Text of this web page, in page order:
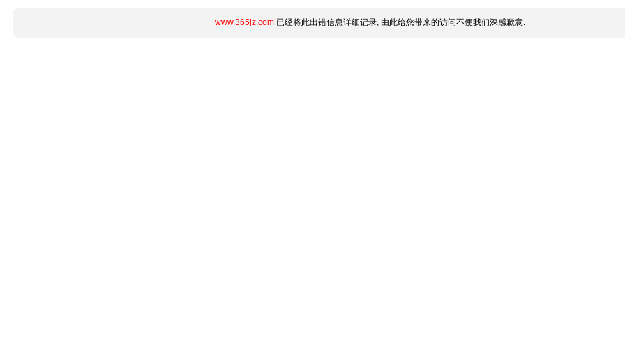
www.365jz.com已经将此出错信息详细记录, 由此给您带来的访问不便我们深感歉意.